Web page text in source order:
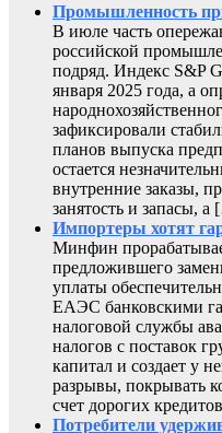
Промышленность
В июле часть
российской
подряд. Индекс S&P
января 2025 года, а
зафиксировали
планов выпуска
остается
внутренние заказы,
занятость и запасы,
Импортеры хотят
Минфин
предложившего
уплаты
ЕАЭС банковскими
налоговой службы
налогов с поставок
капитал и создает у
разрывы, покрывать
счет дорогих
Потребители